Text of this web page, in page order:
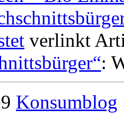
verlinkt
:
Konsumblog